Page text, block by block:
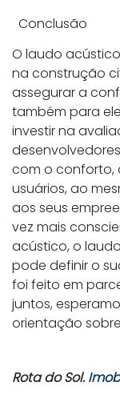
Conclusão
O laudo
na construção
assegurar a
também para
investir na
com o conforto,
usuários, ao
aos seus
vez mais
acústico, o
pode definir o
foi feito em
juntos,
orientação
Rota do Sol.